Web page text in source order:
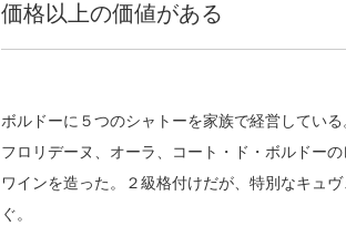
価格以上の価値がある
ボルドーに５つのシャトーを家族で経営してい
フロリデーヌ、オーラ、コート・ド・ボルドー
ワインを造った。２級格付けだが、特別なキュ
ぐ。